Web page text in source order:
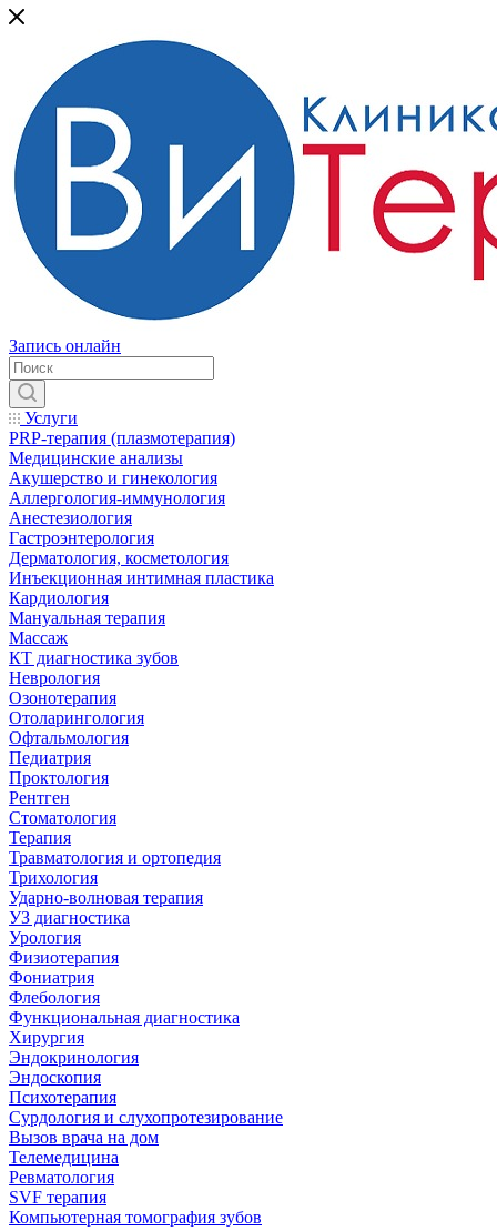
Запись онлайн
Услуги
PRP-терапия (плазмотерапия)
Медицинские анализы
Акушерство и гинекология
Аллергология-иммунология
Анестезиология
Гастроэнтерология
Дерматология, косметология
Инъекционная интимная пластика
Кардиология
Мануальная терапия
Массаж
КТ диагностика зубов
Неврология
Озонотерапия
Отоларингология
Офтальмология
Педиатрия
Проктология
Рентген
Стоматология
Терапия
Травматология и ортопедия
Трихология
Ударно-волновая терапия
УЗ диагностика
Урология
Физиотерапия
Фониатрия
Флебология
Функциональная диагностика
Хирургия
Эндокринология
Эндоскопия
Психотерапия
Сурдология и слухопротезирование
Вызов врача на дом
Телемедицина
Ревматология
SVF терапия
Компьютерная томография зубов